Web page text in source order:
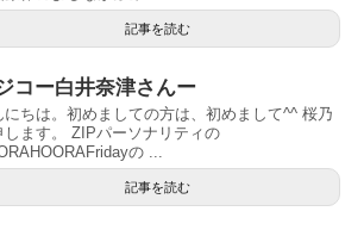
記事を読む
コー白井奈津さんー
にちは。初めましての方は、初めまして^^ 桜乃
します。 ZIPパーソナリティの
の ...
記事を読む